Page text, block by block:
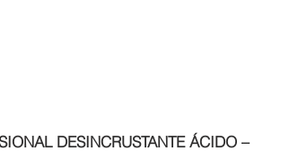
DESINCRUSTANTE ÁCIDO –